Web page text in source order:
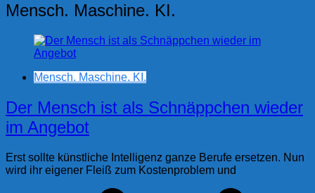
Mensch. Maschine. KI.
Mensch. Maschine. KI.
Der Mensch ist als Schnäppchen wieder
im Angebot
Erst sollte künstliche Intelligenz ganze Berufe ersetzen. Nun
wird ihr eigener Fleiß zum Kostenproblem und